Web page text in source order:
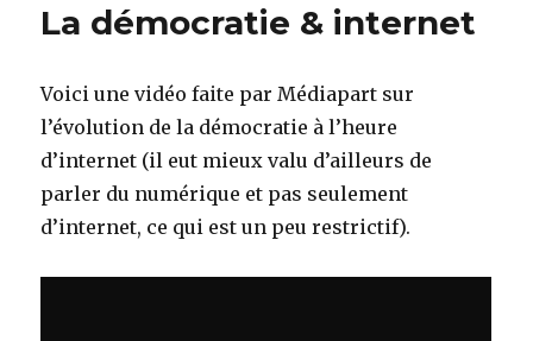
La démocratie & internet
Voici une vidéo faite par Médiapart sur
l’évolution de la démocratie à l’heure
d’internet (il eut mieux valu d’ailleurs de
parler du numérique et pas seulement
d’internet, ce qui est un peu restrictif).